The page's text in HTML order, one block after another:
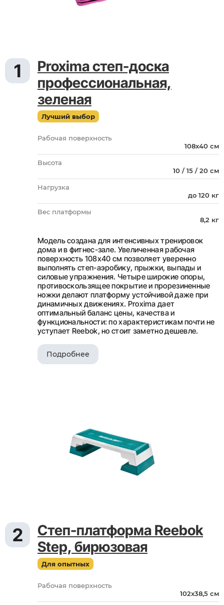
1
Proxima степ-доска
профессиональная,
зеленая
Лучший выбор
Рабочая поверхность
108х40 см
Высота
10 / 15 / 20 см
Нагрузка
до 120 кг
Вес платформы
8,2 кг
Модель создана для интенсивных тренировок
дома и в фитнес-зале. Увеличенная рабочая
поверхность 108х40 см позволяет уверенно
выполнять степ-аэробику, прыжки, выпады и
силовые упражнения. Четыре широкие опоры,
противоскользящее покрытие и прорезиненные
ножки делают платформу устойчивой даже при
динамичных движениях. Proxima дает
оптимальный баланс цены, качества и
функциональности: по характеристикам почти не
уступает Reebok, но стоит заметно дешевле.
Подробнее
2
Степ-платформа Reebok
Step, бирюзовая
Для опытных
Рабочая поверхность
102х38,5 см